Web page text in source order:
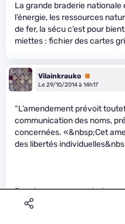
La grande braderie nationale
l’énergie, les ressources
de fer, la sécu c’est pour
miettes : fichier des cartes
Vilainkrauko Premium
Le 29/10/2014 à 14h17
“L’amendement prévoit
communication des noms,
concernées. «&nbsp;Cet
des libertés
Pour les assureurs, c’est sur
habite …